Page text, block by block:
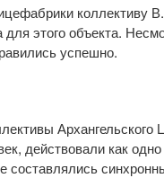
коллективу
для этого объекта.
успешно.
действовали как
составлялись